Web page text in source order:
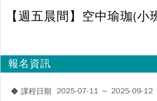
【週五晨間】空中瑜珈(小
報名資訊
◆ 課程日期 2025-07-11 ～ 2025-09-12